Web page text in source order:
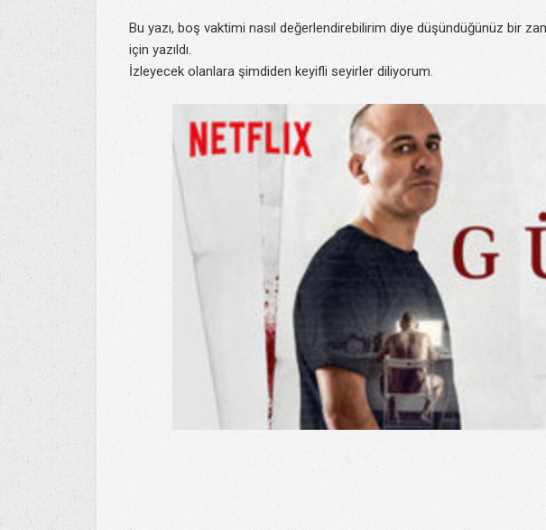
Bu yazı, boş vaktimi nasıl değerlendirebilirim diye düşündüğünüz bir
için yazıldı.
İzleyecek olanlara şimdiden keyifli seyirler diliyorum.